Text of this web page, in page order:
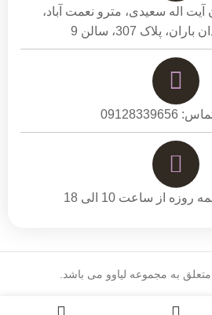
آیت اله سعیدی، مترو نعمت آباد،
پلاک 307، سالن 9
از ساعت 10 الی 18
به مجموعه لیاوو می باشد.